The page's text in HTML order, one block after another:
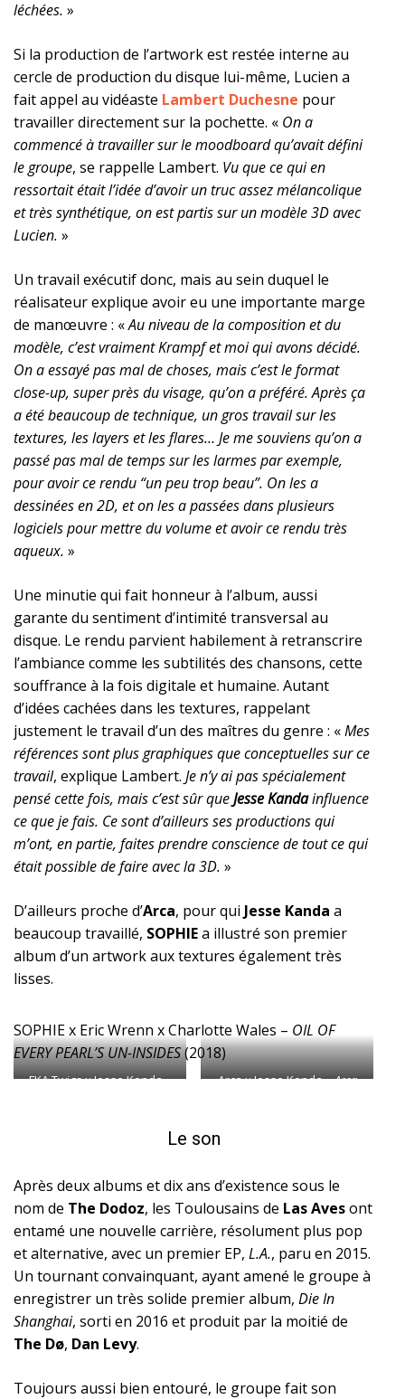
léchées. »
Si la production de l’artwork est restée interne au
cercle de production du disque lui-même, Lucien a
fait appel au vidéaste Lambert Duchesne pour
travailler directement sur la pochette. « On a
commencé à travailler sur le moodboard qu’avait défini
le groupe, se rappelle Lambert. Vu que ce qui en
ressortait était l’idée d’avoir un truc assez mélancolique
et très synthétique, on est partis sur un modèle 3D avec
Lucien. »
Un travail exécutif donc, mais au sein duquel le
réalisateur explique avoir eu une importante marge
de manœuvre : «Au niveau de la composition et du
modèle, c’est vraiment Krampf et moi qui avons décidé.
On a essayé pas mal de choses, mais c’est le format
close-up, super près du visage, qu’on a préféré. Après ça
a été beaucoup de technique, un gros travail sur les
textures, les layers et les flares… Je me souviens qu’on a
passé pas mal de temps sur les larmes par exemple,
pour avoir ce rendu “un peu trop beau”. On les a
dessinées en 2D, et on les a passées dans plusieurs
logiciels pour mettre du volume et avoir ce rendu très
aqueux. »
Une minutie qui fait honneur à l’album, aussi
garante du sentiment d’intimité transversal au
disque. Le rendu parvient habilement à retranscrire
l’ambiance comme les subtilités des chansons, cette
souffrance à la fois digitale et humaine. Autant
d’idées cachées dans les textures, rappelant
justement le travail d’un des maîtres du genre : «Mes
références sont plus graphiques que conceptuelles sur ce
travail, explique Lambert. Je n’y ai pas spécialement
pensé cette fois, mais c’est sûr queJesse Kandainfluence
ce que je fais. Ce sont d’ailleurs ses productions qui
m’ont, en partie, faites prendre conscience de tout ce qui
était possible de faire avec la 3D. »
D’ailleurs proche d’Arca, pour qui Jesse Kanda a
beaucoup travaillé, SOPHIEa illustré son premier
album d’un artwork aux textures également très
lisses.
SOPHIE x Eric Wrenn x Charlotte Wales – OIL OF
EVERY PEARL’S UN-INSIDES(2018)
FKA Twigs x Jesse Kanda –
Arca x Jesse Kanda –Arca
Le son
Après deux albums et dix ans d’existence sous le
nom de The Dodoz, les Toulousains de Las Avesont
entamé une nouvelle carrière, résolument plus pop
et alternative, avec un premier EP, L.A., paru en 2015.
Un tournant convainquant, ayant amené le groupe à
enregistrer un très solide premier album, Die In
Shanghai, sorti en 2016 et produit par la moitié de
The Dø, Dan Levy.
Toujours aussi bien entouré, le groupe fait son